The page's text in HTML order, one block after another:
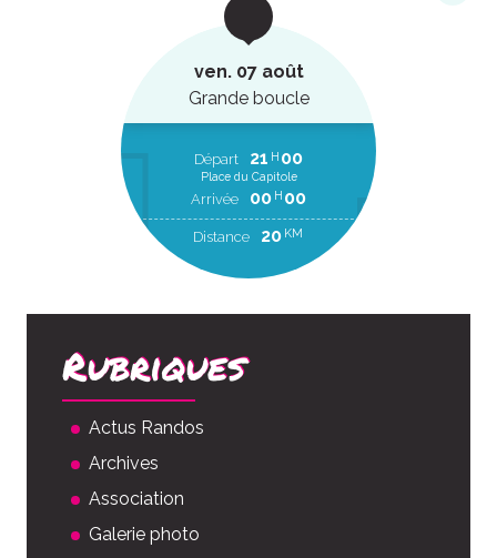
ven. 07 août
Grande boucle
Départ 21 H 00
Place du Capitole
Arrivée 00 H 00
Distance 20 KM
Rubriques
Actus Randos
Archives
Association
Galerie photo